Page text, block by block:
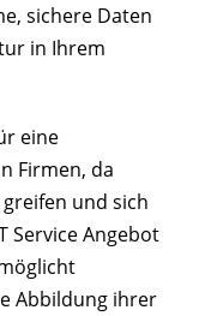
sichere Daten
in Ihrem
eine
Firmen, da
und sich
Service Angebot
Abbildung ihrer